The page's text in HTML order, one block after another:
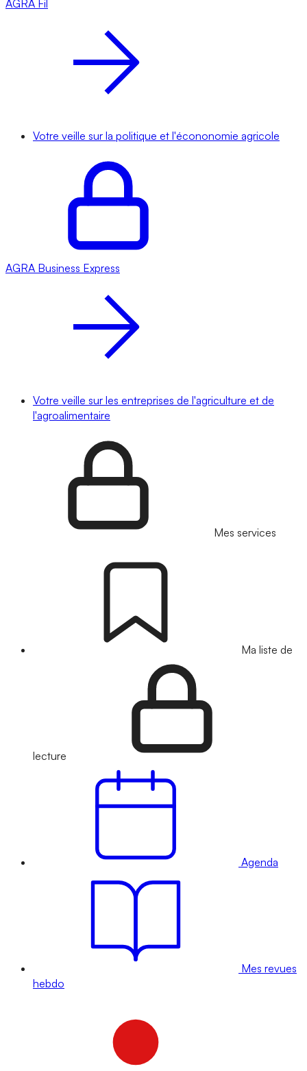
AGRA Fil
Votre veille sur la politique et l'écononomie agricole
AGRA Business Express
Votre veille sur les entreprises de l'agriculture et de
l'agroalimentaire
Mes services
Ma liste de
lecture
Agenda
Mes revues
hebdo